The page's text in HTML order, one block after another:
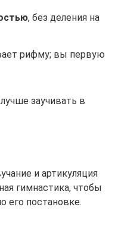
, без деления на
рифму; вы первую
заучивать в
и артикуляция
гимнастика, чтобы
его постановке.